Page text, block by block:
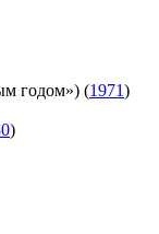
годом») (1971)
)